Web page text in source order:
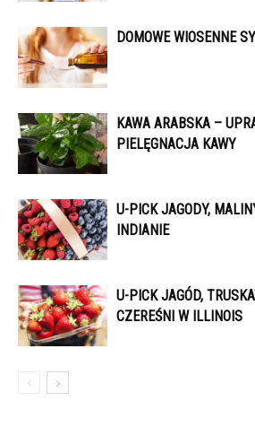
DOMOWE WIOSENNE
KAWA ARABSKA –
PIELĘGNACJA KAWY
U-PICK JAGODY,
INDIANIE
U-PICK JAGÓD,
CZEREŚNI W ILLINOIS